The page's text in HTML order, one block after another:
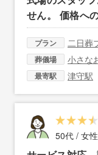
せん。 価格へ
プラン 二日葬
葬儀場 小さな
最寄駅 津守駅
50代 / 女